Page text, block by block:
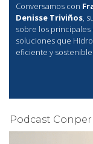
Conversamos con
Denisse Triviños,
sobre los principales
soluciones que
eficiente y sostenible.
Podcast